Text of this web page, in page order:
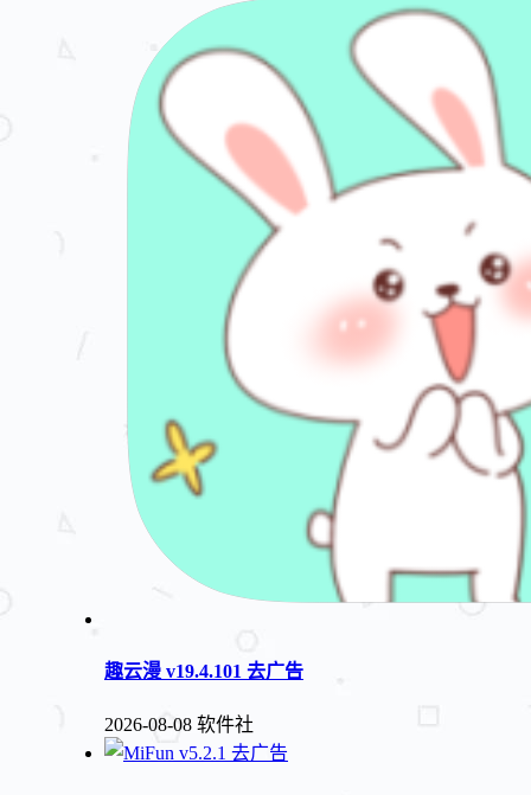
趣云漫 v19.4.101 去广告
2026-08-08 软件社